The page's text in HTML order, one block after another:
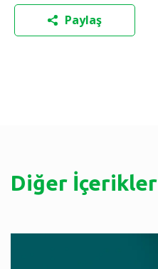
Paylaş
Diğer İçerikler